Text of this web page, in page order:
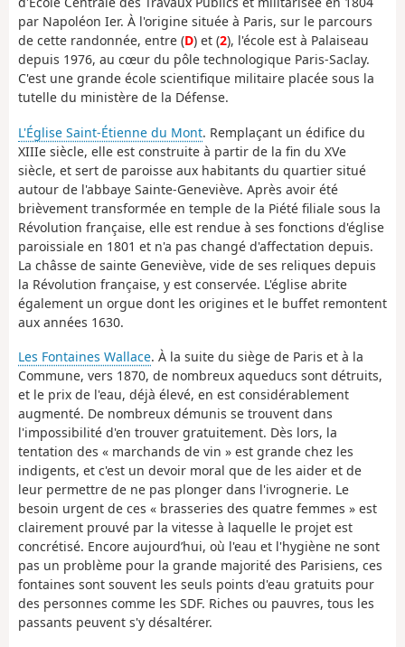
par Napoléon Ier. À l'origine située à Paris, sur le parcours
de cette randonnée, entre (D) et (2), l'école est à Palaiseau
depuis 1976, au cœur du pôle technologique Paris-Saclay.
C'est une grande école scientifique militaire placée sous la
tutelle du ministère de la Défense.
L'Église Saint-Étienne du Mont. Remplaçant un édifice du
XIIIe siècle, elle est construite à partir de la fin du XVe
siècle, et sert de paroisse aux habitants du quartier situé
autour de l'abbaye Sainte-Geneviève. Après avoir été
brièvement transformée en temple de la Piété filiale sous la
Révolution française, elle est rendue à ses fonctions d'église
paroissiale en 1801 et n'a pas changé d'affectation depuis.
La châsse de sainte Geneviève, vide de ses reliques depuis
la Révolution française, y est conservée. L'église abrite
également un orgue dont les origines et le buffet remontent
aux années 1630.
Les Fontaines Wallace. À la suite du siège de Paris et à la
Commune, vers 1870, de nombreux aqueducs sont détruits,
et le prix de l'eau, déjà élevé, en est considérablement
augmenté. De nombreux démunis se trouvent dans
l'impossibilité d'en trouver gratuitement. Dès lors, la
tentation des « marchands de vin » est grande chez les
indigents, et c'est un devoir moral que de les aider et de
leur permettre de ne pas plonger dans l'ivrognerie. Le
besoin urgent de ces « brasseries des quatre femmes » est
clairement prouvé par la vitesse à laquelle le projet est
concrétisé. Encore aujourd’hui, où l'eau et l'hygiène ne sont
pas un problème pour la grande majorité des Parisiens, ces
fontaines sont souvent les seuls points d'eau gratuits pour
des personnes comme les SDF. Riches ou pauvres, tous les
passants peuvent s'y désaltérer.